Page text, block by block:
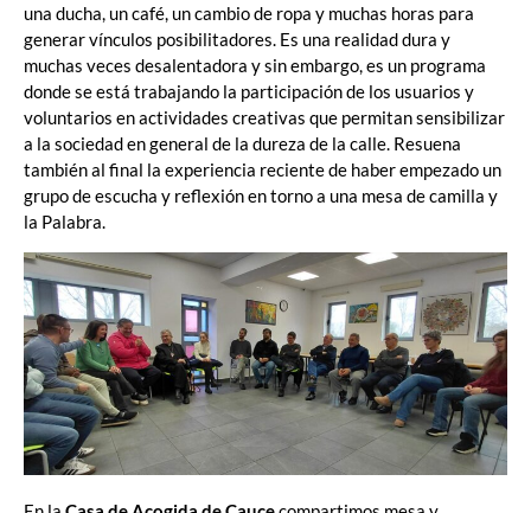
una ducha, un café, un cambio de ropa y muchas horas para
generar vínculos posibilitadores. Es una realidad dura y
muchas veces desalentadora y sin embargo, es un programa
donde se está trabajando la participación de los usuarios y
voluntarios en actividades creativas que permitan sensibilizar
a la sociedad en general de la dureza de la calle. Resuena
también al final la experiencia reciente de haber empezado un
grupo de escucha y reflexión en torno a una mesa de camilla y
la Palabra.